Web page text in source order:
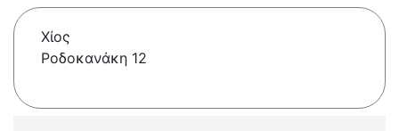
Χίος
Ροδοκανάκη 12